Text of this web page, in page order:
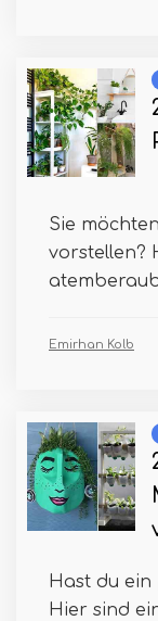
Sie
vorstellen?
Emirhan Kolb
Hast du
Hier sind